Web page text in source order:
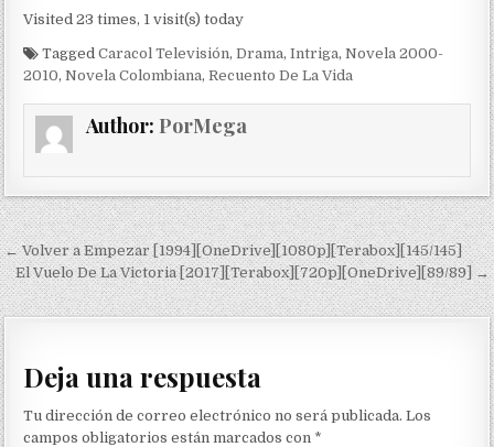
Visited 23 times, 1 visit(s) today
TaggedCaracol Televisión,Drama,Intriga,Novela 2000-
2010,Novela Colombiana,Recuento De La Vida
Author: PorMega
Navegación de entradas
← Volver a Empezar [1994][OneDrive][1080p][Terabox][145/145]
El Vuelo De La Victoria [2017][Terabox][720p][OneDrive][89/89] →
Deja una respuesta
Tu dirección de correo electrónico no será publicada. Los
campos obligatorios están marcados con *